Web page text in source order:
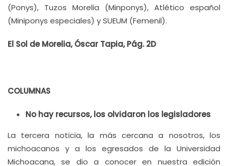
(Ponys), Tuzos Morelia (Minponys), Atlético español
(Miniponys especiales) y SUEUM (Femenil).
El Sol de Morelia, Óscar Tapia, Pág. 2D
COLUMNAS
No hay recursos, los olvidaron los legisladores
La tercera noticia, la más cercana a nosotros, los
michoacanos y a los egresados de la Universidad
Michoacana, se dio a conocer en nuestra edición